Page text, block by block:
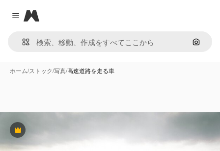
Close menu
Magnific
画像で
ホーム/ストック/写真/高速道路を走る車
Premium